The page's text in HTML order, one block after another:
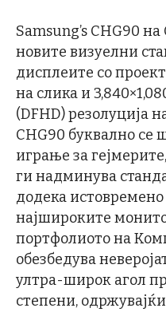
Samsung’s CHG90
новите визуелни
дисплеите со
на слика и
(DFHD) резолуција
CHG90 буквално се
играње за
ги надминува
додека истовремено
најшироките
портфолиото на
обезбедува
ултра-широк агол
степени,